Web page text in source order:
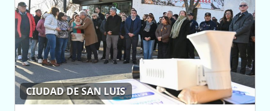
CIUDAD DE SAN LUIS